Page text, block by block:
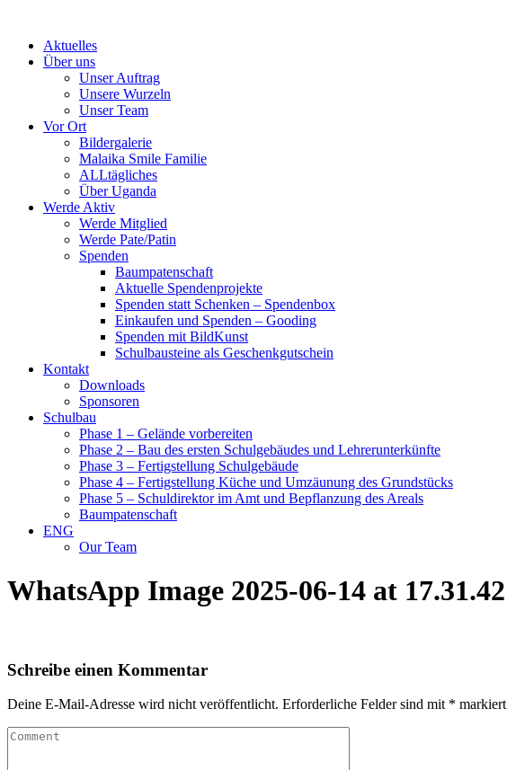
contentAktuelles
Über uns
Unser Auftrag
Unsere Wurzeln
Unser Team
Vor Ort
Bildergalerie
Malaika Smile Familie
ALLtägliches
Über Uganda
Werde Aktiv
Werde Mitglied
Werde Pate/Patin
Spenden
Baumpatenschaft
Aktuelle Spendenprojekte
Spenden statt Schenken – Spendenbox
Einkaufen und Spenden – Gooding
Spenden mit BildKunst
Schulbausteine als Geschenkgutschein
Kontakt
Downloads
Sponsoren
Schulbau
Phase 1 – Gelände vorbereiten
Phase 2 – Bau des ersten Schulgebäudes und Lehrerunterkünfte
Phase 3 – Fertigstellung Schulgebäude
Phase 4 – Fertigstellung Küche und Umzäunung des Grundstücks
Phase 5 – Schuldirektor im Amt und Bepflanzung des Areals
Baumpatenschaft
ENG
Our Team
WhatsApp Image 2025-06-14 at 17.31.42
Schreibe einen Kommentar
Deine E-Mail-Adresse wird nicht veröffentlicht. Erforderliche Felder sind mit * markiert